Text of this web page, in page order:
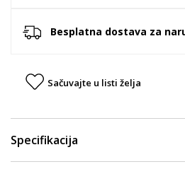
Besplatna dostava za
Sačuvajte u listi želja
Specifikacija